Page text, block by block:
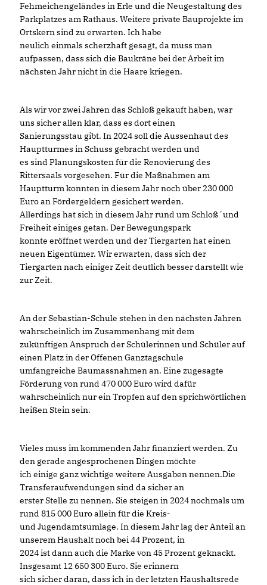
Fehmeichengeländes in Erle und die Neugestaltung des
Parkplatzes am Rathaus. Weitere private Bauprojekte im
Ortskern sind zu erwarten. Ich habe
neulich einmals scherzhaft gesagt, da muss man
aufpassen, dass sich die Baukräne bei der Arbeit im
nächsten Jahr nicht in die Haare kriegen.
Als wir vor zwei Jahren das Schloß gekauft haben, war
uns sicher allen klar, dass es dort einen
Sanierungsstau gibt. In 2024 soll die Aussenhaut des
Hauptturmes in Schuss gebracht werden und
es sind Planungskosten für die Renovierung des
Rittersaals vorgesehen. Für die Maßnahmen am
Hauptturm konnten in diesem Jahr noch über 230 000
Euro an Fördergeldern gesichert werden.
Allerdings hat sich in diesem Jahr rund um Schloß´und
Freiheit einiges getan. Der Bewegungspark
konnte eröffnet werden und der Tiergarten hat einen
neuen Eigentümer. Wir erwarten, dass sich der
Tiergarten nach einiger Zeit deutlich besser darstellt wie
zur Zeit.
An der Sebastian-Schule stehen in den nächsten Jahren
wahrscheinlich im Zusammenhang mit dem
zukünftigen Anspruch der Schülerinnen und Schüler auf
einen Platz in der Offenen Ganztagschule
umfangreiche Baumassnahmen an. Eine zugesagte
Förderung von rund 470 000 Euro wird dafür
wahrscheinlich nur ein Tropfen auf den sprichwörtlichen
heißen Stein sein.
Vieles muss im kommenden Jahr finanziert werden. Zu
den gerade angesprochenen Dingen möchte
ich einige ganz wichtige weitere Ausgaben nennen.Die
Transferaufwendungen sind da sicher an
erster Stelle zu nennen. Sie steigen in 2024 nochmals um
rund 815 000 Euro allein für die Kreis-
und Jugendamtsumlage. In diesem Jahr lag der Anteil an
unserem Haushalt noch bei 44 Prozent, in
2024 ist dann auch die Marke von 45 Prozent geknackt.
Insgesamt 12 650 300 Euro. Sie erinnern
sich sicher daran, dass ich in der letzten Haushaltsrede